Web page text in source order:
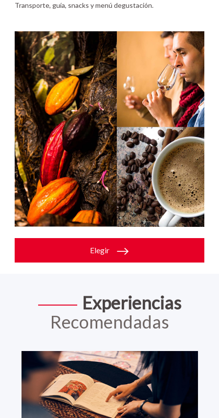
Transporte, guía, snacks y menú degustación.
Elegir
Experiencias
Recomendadas